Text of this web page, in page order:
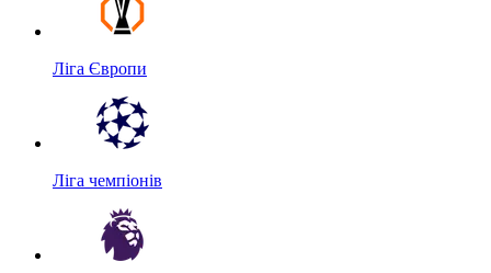
Ліга Європи
Ліга чемпіонів